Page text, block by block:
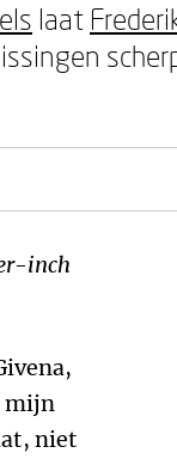
laat
inch
mijn
niet